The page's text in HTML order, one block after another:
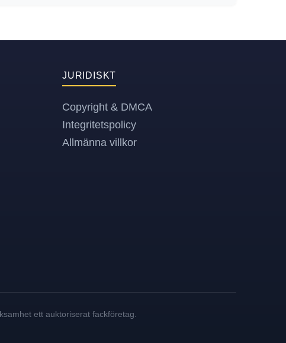
JURIDISKT
Copyright & DMCA
Integritetspolicy
Allmänna villkor
ett auktoriserat fackföretag.